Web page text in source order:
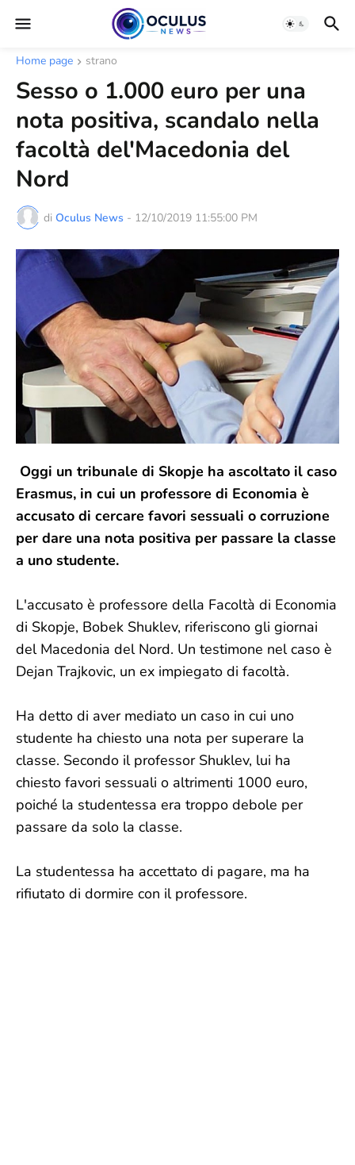
Home page strano
Sesso o 1.000 euro per una
nota positiva, scandalo nella
facoltà del'Macedonia del
Nord
di Oculus News - 12/10/2019 11:55:00 PM
Oggi un tribunale di Skopje ha ascoltato il caso
Erasmus, in cui un professore di Economia è
accusato di cercare favori sessuali o corruzione
per dare una nota positiva per passare la classe
a uno studente.
L'accusato è professore della Facoltà di Economia
di Skopje, Bobek Shuklev, riferiscono gli giornai
del Macedonia del Nord. Un testimone nel caso è
Dejan Trajkovic, un ex impiegato di facoltà.
Ha detto di aver mediato un caso in cui uno
studente ha chiesto una nota per superare la
classe. Secondo il professor Shuklev, lui ha
chiesto favori sessuali o altrimenti 1000 euro,
poiché la studentessa era troppo debole per
passare da solo la classe.
La studentessa ha accettato di pagare, ma ha
rifiutato di dormire con il professore.